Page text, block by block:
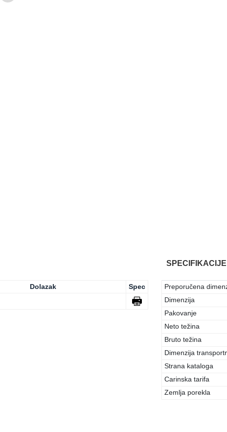
Dolazak
Spec
SPECIFIKACIJE
Preporučena
Dimenzija
Pakovanje
Neto težina
Bruto težina
Dimenzija
Strana kataloga
Carinska tarifa
Zemlja porekla